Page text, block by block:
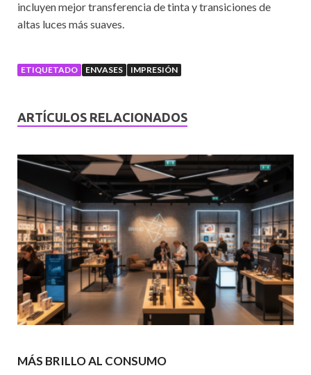
incluyen mejor transferencia de tinta y transiciones de
altas luces más suaves.
ETIQUETADO ENVASES IMPRESIÓN
ARTÍCULOS RELACIONADOS
MÁS BRILLO AL CONSUMO